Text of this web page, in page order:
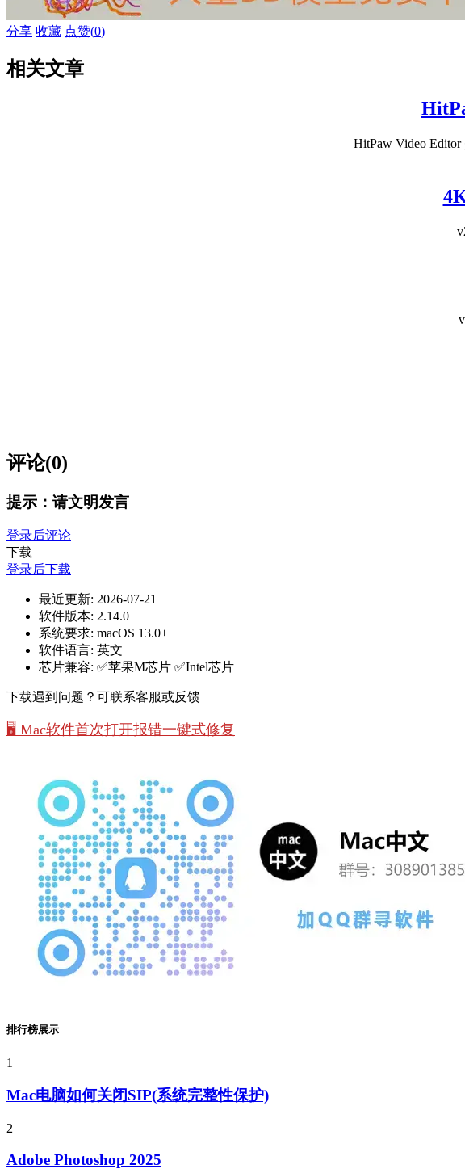
分享 收藏 点赞(0)
相关文章
HitPaw Video
评论(0)
提示：请文明发言
登录后评论
下载
登录后下载
最近更新: 2026-07-21
软件版本: 2.14.0
系统要求: macOS 13.0+
软件语言: 英文
芯片兼容: ✅苹果M芯片 ✅Intel芯片
下载遇到问题？可联系客服或反馈
🖥️ Mac软件首次打开报错一键式修复
排行榜展示
1
Mac电脑如何关闭SIP(系统完整性保护)
2
Adobe Photoshop 2025